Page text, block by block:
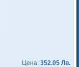
Цена: 352.05 Лв.